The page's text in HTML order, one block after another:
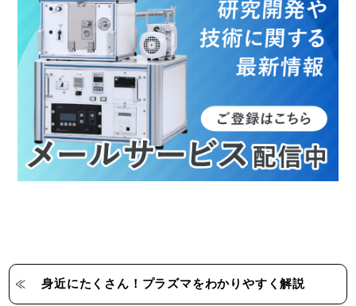
身近にたくさん！プラズマをわかりやすく解説